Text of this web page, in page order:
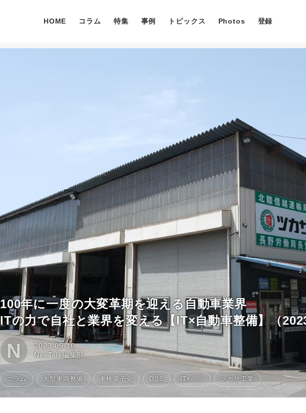
HOME コラム 特集 事例 トピックス Photos 登録
100年に一度の大変革期を迎える自動車業界
ITの力で自社と業界を変える【IT×自動車整備】（
N
2023-05-16
NexTalk編集部
コラム 大型車両整備 車検電子化 OSS IT×〇〇 ツカサ工業